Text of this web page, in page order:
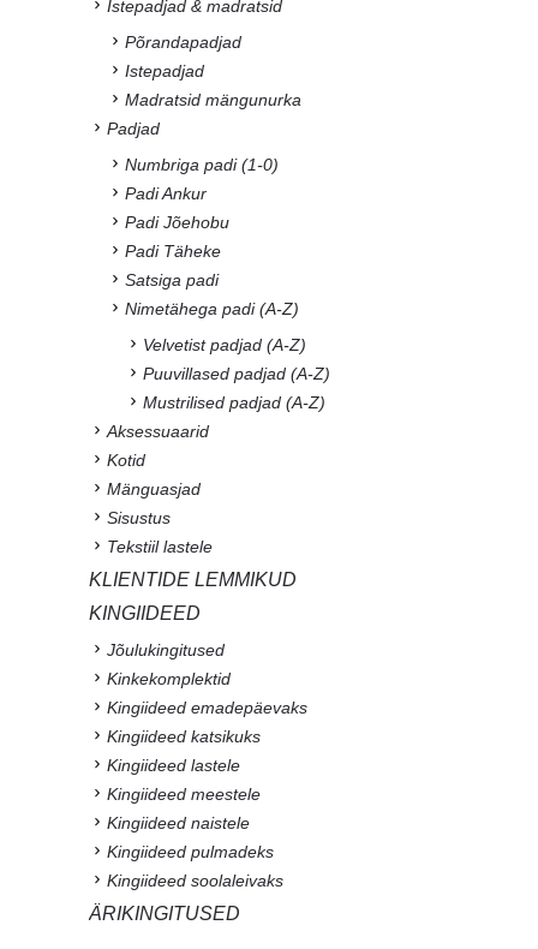
Istepadjad & madratsid
Põrandapadjad
Istepadjad
Madratsid mängunurka
Padjad
Numbriga padi (1-0)
Padi Ankur
Padi Jõehobu
Padi Täheke
Satsiga padi
Nimetähega padi (A-Z)
Velvetist padjad (A-Z)
Puuvillased padjad (A-Z)
Mustrilised padjad (A-Z)
Aksessuaarid
Kotid
Mänguasjad
Sisustus
Tekstiil lastele
KLIENTIDE LEMMIKUD
KINGIIDEED
Jõulukingitused
Kinkekomplektid
Kingiideed emadepäevaks
Kingiideed katsikuks
Kingiideed lastele
Kingiideed meestele
Kingiideed naistele
Kingiideed pulmadeks
Kingiideed soolaleivaks
ÄRIKINGITUSED